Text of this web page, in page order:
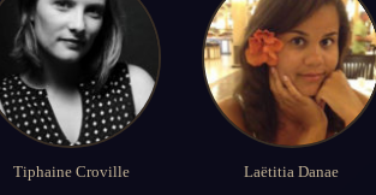
Tiphaine Croville Laëtitia Danae